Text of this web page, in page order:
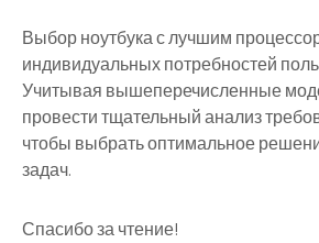
Выбор ноутбука с лучшим
индивидуальных потребностей
Учитывая вышеперечисленные
провести тщательный анализ
чтобы выбрать оптимальное
задач.
Спасибо за чтение!